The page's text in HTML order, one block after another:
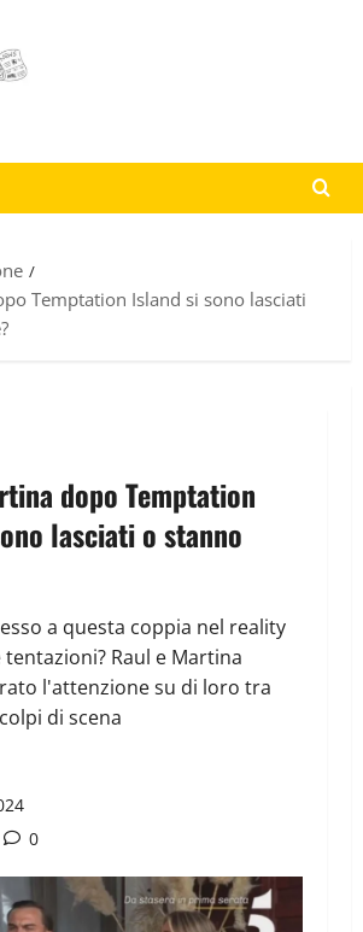
Temptation Island si sono lasciati
dopo Temptation
lasciati o stanno
a questa coppia nel reality
Raul e Martina
l'attenzione su di loro tra
di scena
0